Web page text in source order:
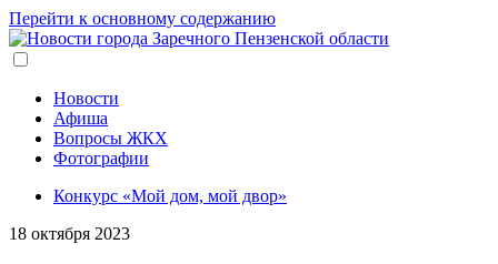
Перейти к основному содержанию
Новости
Афиша
Вопросы ЖКХ
Фотографии
Конкурс «Мой дом, мой двор»
18 октября 2023